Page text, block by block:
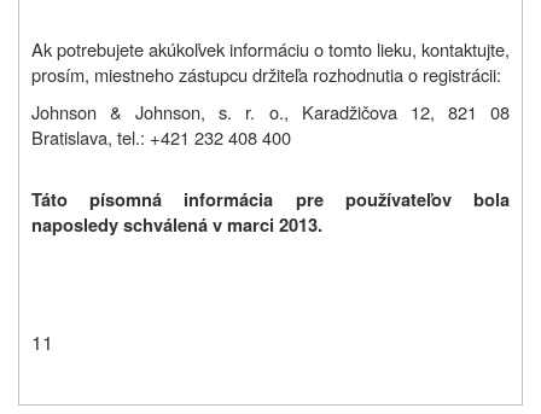
Ak potrebujete akúkoľvek informáciu o tomto lieku, kontaktujte,
prosím, miestneho zástupcu držiteľa rozhodnutia o registrácii:
Johnson & Johnson, s. r. o., Karadžičova 12, 821 08
Bratislava, tel.: +421 232 408 400
Táto písomná informácia pre používateľov bola
naposledy schválená v marci 2013.
11